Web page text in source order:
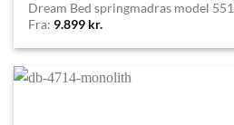
Dream Bed springmadras model
Fra: 9.899 kr.